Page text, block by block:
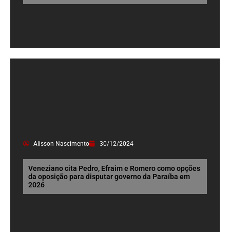
Alisson Nascimento 30/12/2024
Veneziano cita Pedro, Efraim e Romero como opções
da oposição para disputar governo da Paraíba em
2026